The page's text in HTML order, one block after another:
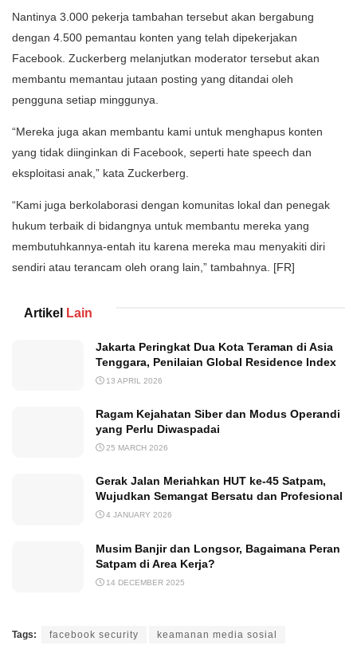
Nantinya 3.000 pekerja tambahan tersebut akan bergabung
dengan 4.500 pemantau konten yang telah dipekerjakan
Facebook. Zuckerberg melanjutkan moderator tersebut akan
membantu memantau jutaan posting yang ditandai oleh
pengguna setiap minggunya.
“Mereka juga akan membantu kami untuk menghapus konten
yang tidak diinginkan di Facebook, seperti hate speech dan
eksploitasi anak,” kata Zuckerberg.
“Kami juga berkolaborasi dengan komunitas lokal dan penegak
hukum terbaik di bidangnya untuk membantu mereka yang
membutuhkannya-entah itu karena mereka mau menyakiti diri
sendiri atau terancam oleh orang lain,” tambahnya. [FR]
Artikel Lain
Jakarta Peringkat Dua Kota Teraman di Asia
Tenggara, Penilaian Global Residence Index
13 APRIL 2026
Ragam Kejahatan Siber dan Modus Operandi
yang Perlu Diwaspadai
25 MARCH 2026
Gerak Jalan Meriahkan HUT ke-45 Satpam,
Wujudkan Semangat Bersatu dan Profesional
4 JANUARY 2026
Musim Banjir dan Longsor, Bagaimana Peran
Satpam di Area Kerja?
14 DECEMBER 2025
Tags: facebook security keamanan media sosial